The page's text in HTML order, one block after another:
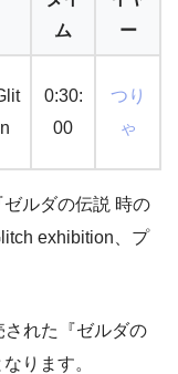
ム
ー
0:30:
00
つり
ゃ
ルダの伝説 時の
exhibition、プ
れた『ゼルダの
ります。